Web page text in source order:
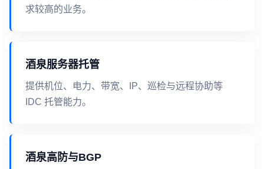
求较高的业务。
酒泉服务器托管
提供机位、电力、带宽、IP、巡检与远程协助等
IDC 托管能力。
酒泉高防与BGP